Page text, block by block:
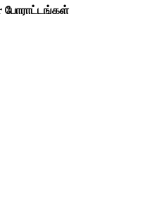
போராட்டங்கள்